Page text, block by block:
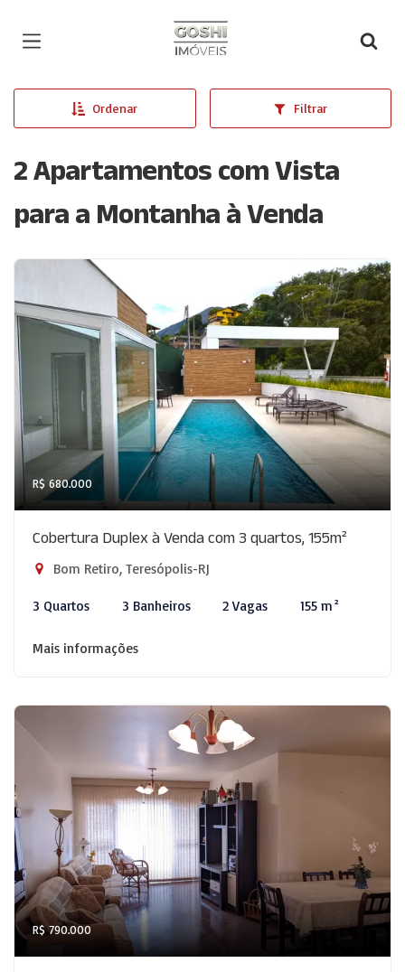
Página inicial
Ordenar Filtrar
2 Apartamentos com Vista
para a Montanha à Venda
R$ 680.000
Cobertura Duplex à Venda com 3 quartos, 155m²
Bom Retiro, Teresópolis-RJ
3 Quartos 3 Banheiros 2 Vagas 155 m²
Mais informações
R$ 790.000